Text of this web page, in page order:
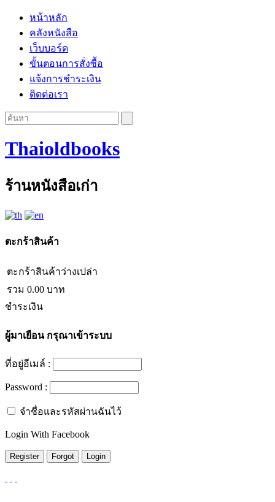
หน้าหลัก
คลังหนังสือ
เว็บบอร์ด
ขั้นตอนการสั่งซื้อ
แจ้งการชำระเงิน
ติดต่อเรา
Thaioldbooks
ร้านหนังสือเก่า
ตะกร้าสินค้า
ตะกร้าสินค้าว่างเปล่า
รวม 0.00 บาท
ชำระเงิน
ผู้มาเยือนกรุณาเข้าระบบ
ที่อยู่อีเมล์ :
Password :
จำชื่อและรหัสผ่านฉันไว้
Login With Facebook